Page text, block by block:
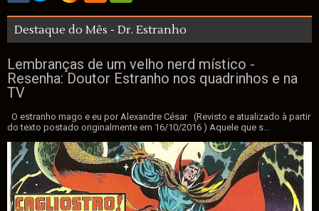
Destaque do Mês - Dr. Estranho
Lembranças de um velho nerd místico -
Resenha: Doutor Estranho nos quadrinhos e na
TV
O estranho mago e eu por Alexandre César (Revisto e atualizado à partir
do texto postado originalmente em 16/10/2016 ) Aquele que s...